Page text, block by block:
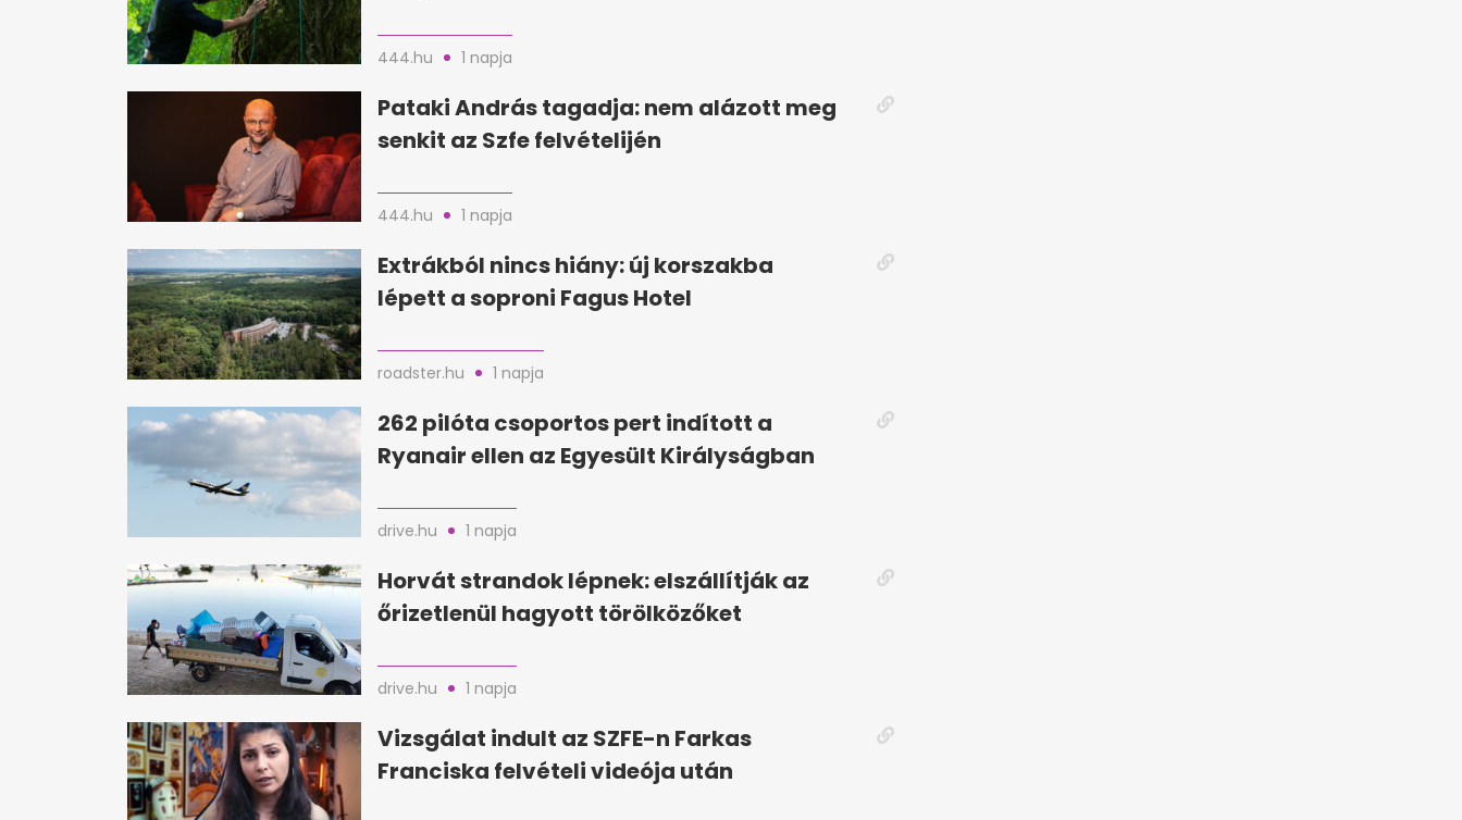
444.hu 1 napja
Pataki András tagadja: nem alázott meg
senkit az Szfe felvételijén
444.hu 1 napja
Extrákból nincs hiány: új korszakba
lépett a soproni Fagus Hotel
roadster.hu 1 napja
262 pilóta csoportos pert indított a
Ryanair ellen az Egyesült Királyságban
drive.hu 1 napja
Horvát strandok lépnek: elszállítják az
őrizetlenül hagyott törölközőket
drive.hu 1 napja
Vizsgálat indult az SZFE-n Farkas
Franciska felvételi videója után